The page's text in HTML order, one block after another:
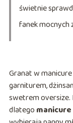
świetnie
fanek mocnych
Granat w
garniturem,
swetrem oversize.
dlatego